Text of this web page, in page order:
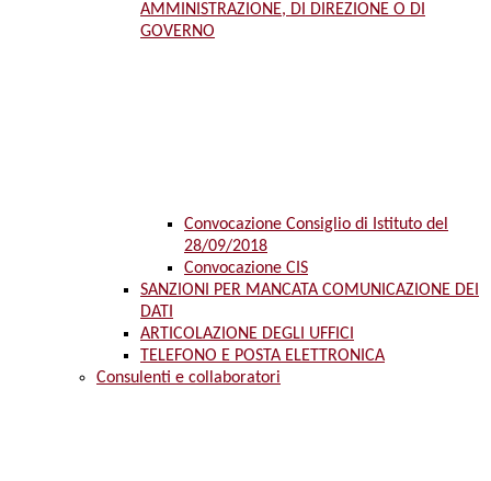
AMMINISTRAZIONE, DI DIREZIONE O DI
GOVERNO
Convocazione Consiglio di Istituto del
28/09/2018
Convocazione CIS
SANZIONI PER MANCATA COMUNICAZIONE DEI
DATI
ARTICOLAZIONE DEGLI UFFICI
TELEFONO E POSTA ELETTRONICA
Consulenti e collaboratori